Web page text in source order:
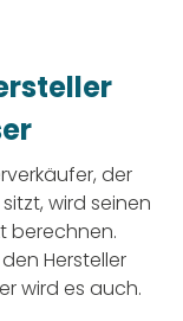
der
wird seinen
berechnen.
Hersteller
wird es auch.